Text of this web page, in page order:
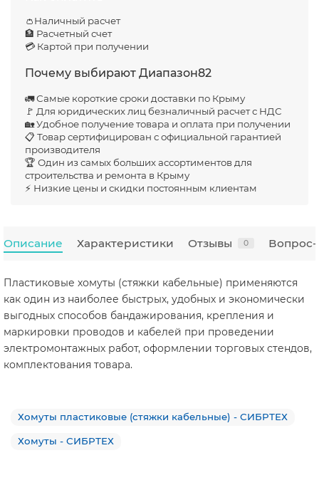
👛Наличный расчет
🏦 Расчетный счет
💳 Картой при получении
Почему выбирают Диапазон82
🚛 Самые короткие сроки доставки по Крыму
🚩 Для юридических лиц безналичный расчет с НДС
🏡 Удобное получение товара и оплата при получении
📋 Товар сертифицирован с официальной гарантией
производителя
🏆 Один из самых больших ассортиментов для
строительства и ремонта в Крыму
⚡ Низкие цены и скидки постоянным клиентам
Описание Характеристики Отзывы 0 Вопрос-
Пластиковые хомуты (стяжки кабельные) применяются
как один из наиболее быстрых, удобных и экономически
выгодных способов бандажирования, крепления и
маркировки проводов и кабелей при проведении
электромонтажных работ, оформлении торговых стендов,
комплектования товара.
Хомуты пластиковые (стяжки кабельные) - СИБРТЕХ
Хомуты - СИБРТЕХ